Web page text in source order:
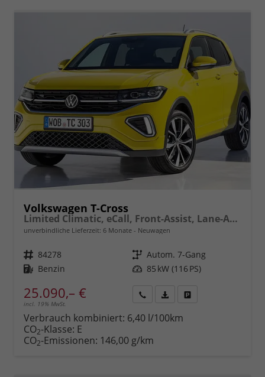
Volkswagen T-Cross
Limited Climatic, eCall, Front-Assist, Lane-Assist, Bluetooth, ISOFIX, LED, Rückfahrkamera, 17" Alu uvm.
unverbindliche Lieferzeit: 6 Monate Neuwagen
Fahrzeugnr. 84278 Getriebe Autom. 7-Gang
Kraftstoff Benzin Leistung 85 kW (116 PS)
25.090,– €
incl. 19% MwSt.
anfordern
Datei,
Verbrauch kombiniert: 6,40 l/100km
CO2-Klasse: E
CO2-Emissionen: 146,00 g/km